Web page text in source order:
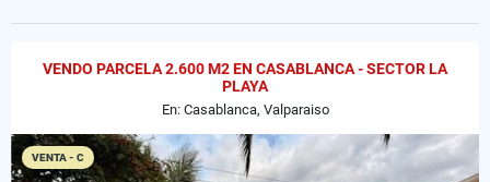
VENDO PARCELA 2.600 M2 EN CASABLANCA - SECTOR LA
PLAYA
En: Casablanca, Valparaiso
VENTA - C